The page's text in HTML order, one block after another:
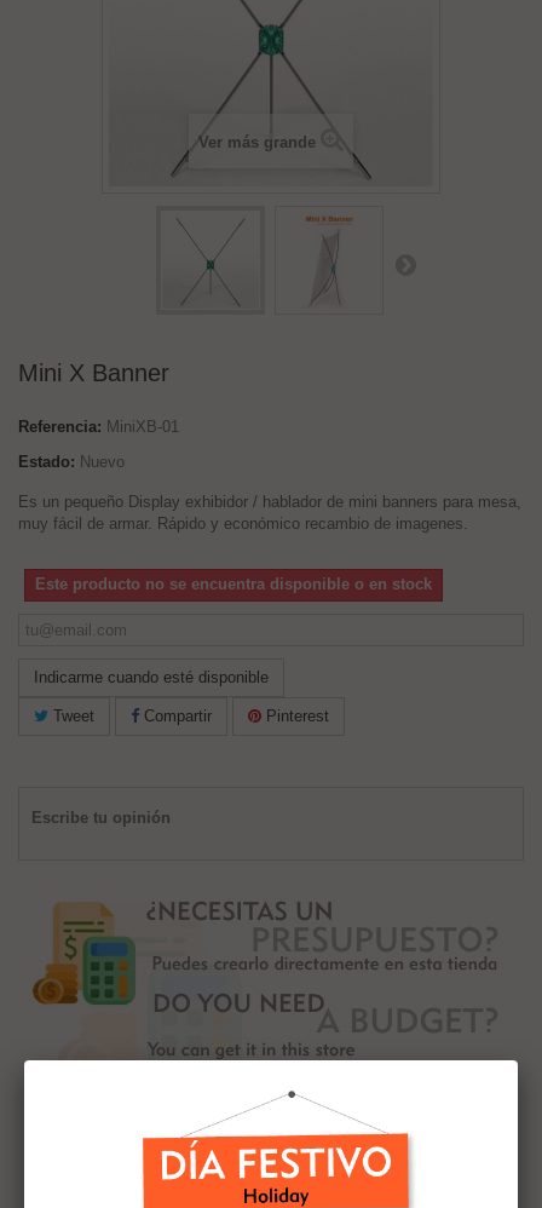
Ver más grande
Mini X Banner
Referencia: MiniXB-01
Estado: Nuevo
Es un pequeño Display exhibidor / hablador de mini banners para mesa,
muy fácil de armar. Rápido y económico recambio de imagenes.
Este producto no se encuentra disponible o en stock
Indicarme cuando esté disponible
Tweet Compartir Pinterest
Escribe tu opinión